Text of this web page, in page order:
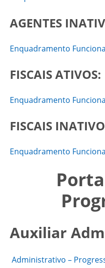
AGENTES
Enquadramento
FISCAIS ATIVOS:
Enquadramento
FISCAIS
Enquadramento
Auxiliar
Administrativo –